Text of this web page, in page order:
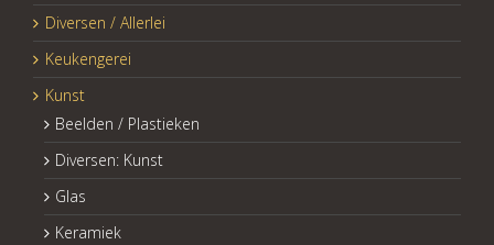
Diversen / Allerlei
Keukengerei
Kunst
Beelden / Plastieken
Diversen: Kunst
Glas
Keramiek